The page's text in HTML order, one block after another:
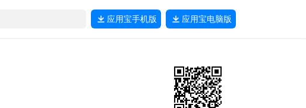
应用宝手机版 应用宝电脑版